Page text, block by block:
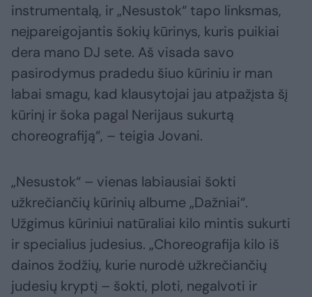
instrumentalą, ir „Nesustok“ tapo linksmas,
neįpareigojantis šokių kūrinys, kuris puikiai
dera mano DJ sete. Aš visada savo
pasirodymus pradedu šiuo kūriniu ir man
labai smagu, kad klausytojai jau atpažįsta šį
kūrinį ir šoka pagal Nerijaus sukurtą
choreografiją“, – teigia Jovani.
„Nesustok“ – vienas labiausiai šokti
užkrečiančių kūrinių albume „Dažniai“.
Užgimus kūriniui natūraliai kilo mintis sukurti
ir specialius judesius. „Choreografija kilo iš
dainos žodžių, kurie nurodė užkrečiančių
judesių kryptį – šokti, ploti, negalvoti ir